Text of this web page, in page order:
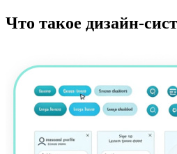
Что такое дизайн-